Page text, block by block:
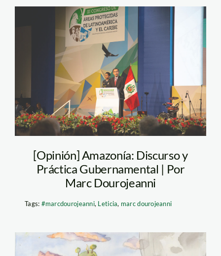
CAPLAC-SPDA-
Vizcarra
[Opinión] Amazonía: Discurso y
Práctica Gubernamental | Por
Marc Dourojeanni
Tags: #marcdourojeanni, Leticia, marc dourojeanni